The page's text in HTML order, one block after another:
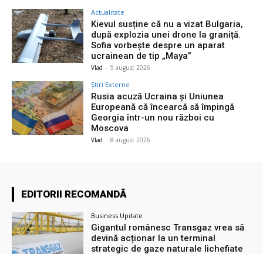
Actualitate
Kievul susține că nu a vizat Bulgaria,
după explozia unei drone la graniță.
Sofia vorbește despre un aparat
ucrainean de tip „Maya”
Vlad - 9 august 2026
Știri Externe
Rusia acuză Ucraina și Uniunea
Europeană că încearcă să împingă
Georgia într-un nou război cu
Moscova
Vlad - 8 august 2026
EDITORII RECOMANDĂ
Business Update
Gigantul românesc Transgaz vrea să
devină acționar la un terminal
strategic de gaze naturale lichefiate